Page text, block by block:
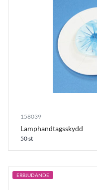
158039
Lamphandtagsskydd
50 st
ERBJUDANDE